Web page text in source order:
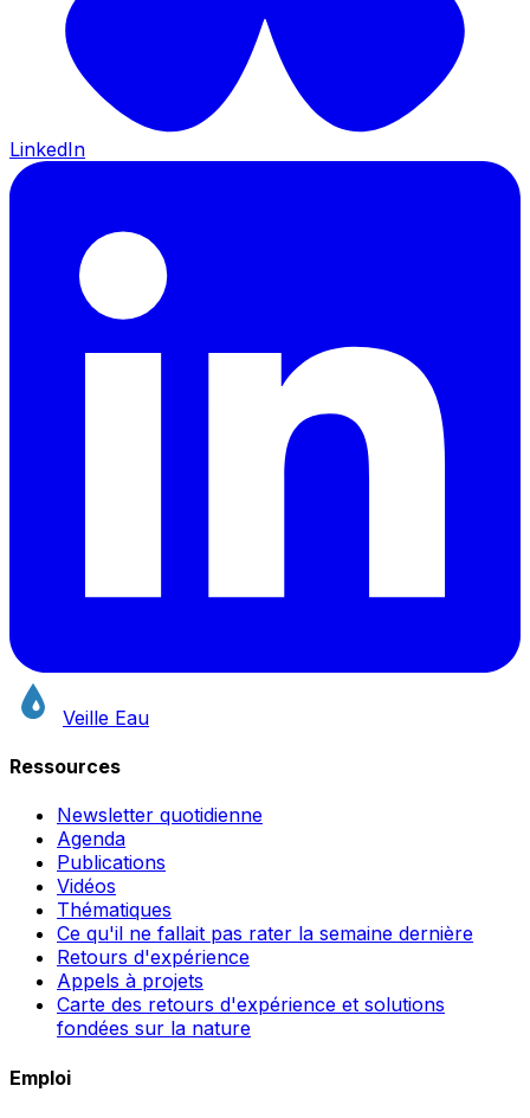
LinkedIn
Veille Eau
Ressources
Newsletter quotidienne
Agenda
Publications
Vidéos
Thématiques
Ce qu'il ne fallait pas rater la semaine dernière
Retours d'expérience
Appels à projets
Carte des retours d'expérience et solutions
fondées sur la nature
Emploi